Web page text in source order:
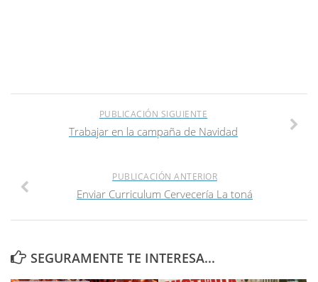
PUBLICACIÓN SIGUIENTE
Trabajar en la campaña de Navidad
PUBLICACIÓN ANTERIOR
Enviar Curriculum Cervecería La toná
SEGURAMENTE TE INTERESA...